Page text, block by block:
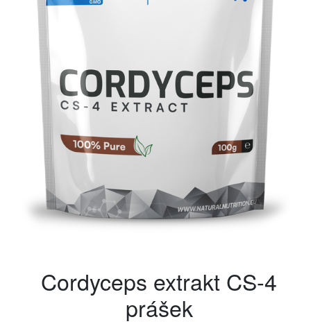
Cordyceps extrakt CS-4
prášek